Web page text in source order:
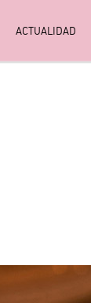
ACTUALIDAD